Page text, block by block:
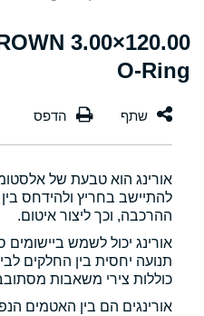
BROWN
O-Ring
אורינג הוא טבעת של
להתיישב בחריץ ולהידחס
ההרכבה, וכך ליצור איטום.
אורינג יכול לשמש
תנועה יחסית בין החלקים
כוללות צירי משאבות
אורינגים הם בין האטמים